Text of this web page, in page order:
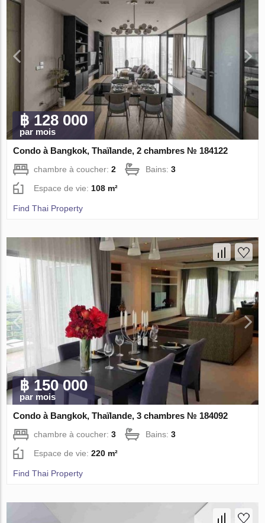
฿ 128 000
par mois
Condo à Bangkok, Thaïlande, 2 chambres № 184122
chambre à coucher:2 Bains:3
Espace de vie: 108 m²
Find Thai Property
฿ 150 000
par mois
Condo à Bangkok, Thaïlande, 3 chambres № 184092
chambre à coucher:3 Bains:3
Espace de vie:220 m²
Find Thai Property